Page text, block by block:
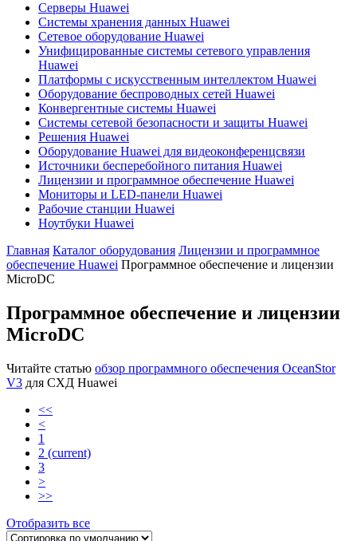
Серверы Huawei
Системы хранения данных Huawei
Сетевое оборудование Huawei
Унифицированные системы сетевого управления
Huawei
Платформы с искусственным интеллектом Huawei
Оборудование беспроводных сетей Huawei
Конвергентные системы Huawei
Системы сетевой безопасности и защиты Huawei
Решения Huawei
Оборудование Huawei для видеоконференцсвязи
Источники бесперебойного питания Huawei
Лицензии и программное обеспечение Huawei
Мониторы и LED-панели Huawei
Рабочие станции Huawei
Ноутбуки Huawei
Главная Каталог оборудования Лицензии и программное
обеспечение Huawei Программное обеспечение и лицензии
MicroDC
Программное обеспечение и лицензии
MicroDC
Читайте статью обзор программного обеспечения OceanStor
V3 для СХД Huawei
<<
<
1
2 (current)
3
>
>>
Отобразить все